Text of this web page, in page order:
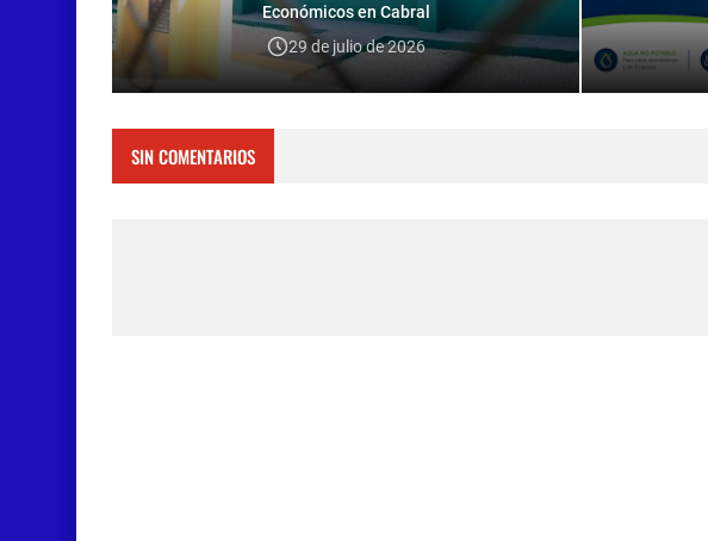
Económicos en Cabral
29 de julio de 2026
SIN COMENTARIOS